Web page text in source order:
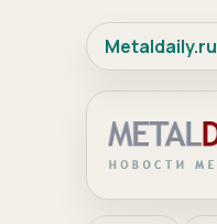
Metaldaily.ru